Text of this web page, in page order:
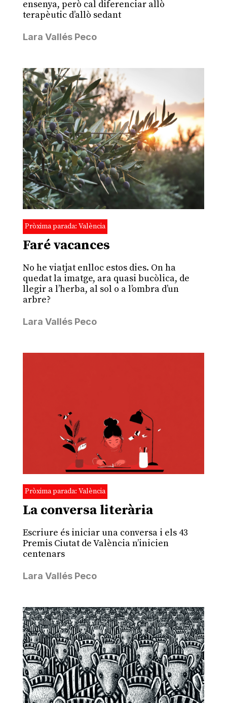
ensenya, però cal diferenciar allò
terapèutic d’allò sedant
Lara Vallés Peco
Pròxima parada: València
Faré vacances
No he viatjat enlloc estos dies. On ha
quedat la imatge, ara quasi bucòlica, de
llegir a l’herba, al sol o a l’ombra d’un
arbre?
Lara Vallés Peco
Pròxima parada: València
La conversa literària
Escriure és iniciar una conversa i els 43
Premis Ciutat de València n’inicien
centenars
Lara Vallés Peco